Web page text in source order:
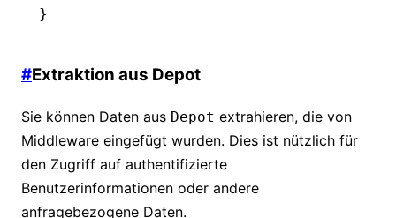
}
#Extraktion aus Depot
Sie können Daten aus Depot extrahieren, die von
Middleware eingefügt wurden. Dies ist nützlich für
den Zugriff auf authentifizierte
Benutzerinformationen oder andere
anfragebezogene Daten.